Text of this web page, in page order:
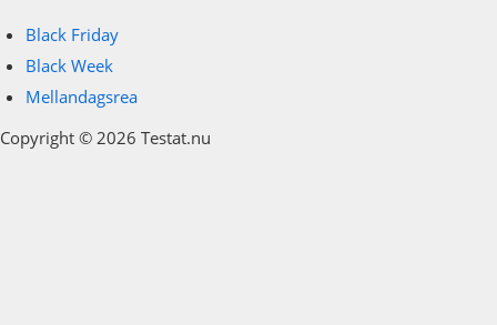
Black Friday
Black Week
Mellandagsrea
Copyright © 2026 Testat.nu